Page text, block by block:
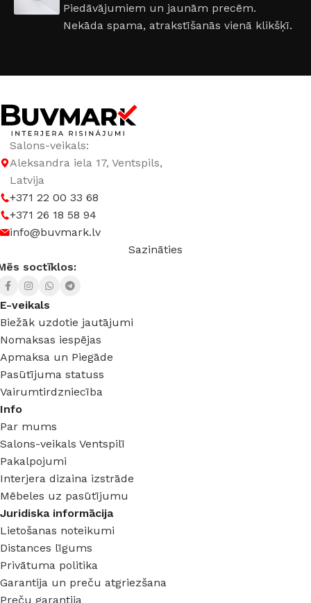
RAŽOTĀJS iNOVO
Piedāvājumiem un jaunām precēm.
Nekāda spama, atrakstīšanās vienā klikšķī.
Salons-veikals:
Aleksandra iela 17, Ventspils,
Latvija
+371 22 00 33 68
+371 26 18 58 94
info@buvmark.lv
Sazināties
soctīklos:
E-veikals
Biežāk uzdotie jautājumi
Nomaksas iespējas
Apmaksa un Piegāde
Pasūtījuma statuss
Vairumtirdzniecība
Info
Par mums
Salons-veikals Ventspilī
Pakalpojumi
Interjera dizaina izstrāde
Mēbeles uz pasūtījumu
Juridiska informācija
Lietošanas noteikumi
Distances līgums
Privātuma politika
Garantija un preču atgriezšana
Preču garantija